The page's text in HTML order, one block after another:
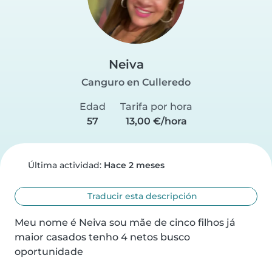
Neiva
Canguro en Culleredo
Edad
57
Tarifa por hora
13,00 €/hora
Última actividad: Hace 2 meses
Traducir esta descripción
Meu nome é Neiva sou mãe de cinco filhos já
maior casados tenho 4 netos busco
oportunidade